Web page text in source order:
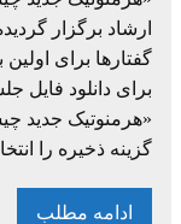
ارشاد برگزار
گفتارها برای
برای دانلود فایل
«هرمنوتیک جدید
گزینه ذخیره را
ادامه مطلب